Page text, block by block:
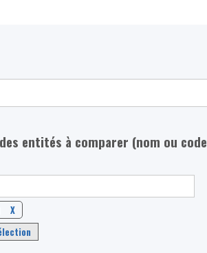
entités à comparer (nom ou code
X